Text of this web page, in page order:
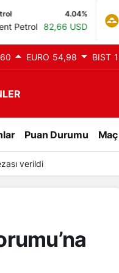
4.04%
USD
GR. ALTIN
Gram Altın
EURO 54,98 BIST
Puan Durumu